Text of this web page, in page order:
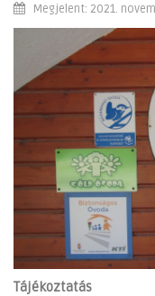
Megjelent: 2021.
Tájékoztatás